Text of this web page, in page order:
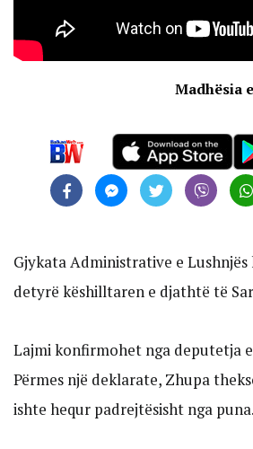
Madhësia
Gjykata Administrative e
detyrë këshilltaren e djathtë të
Lajmi konfirmohet nga deputetja
Përmes një deklarate, Zhupa
ishte hequr padrejtësisht nga puna.